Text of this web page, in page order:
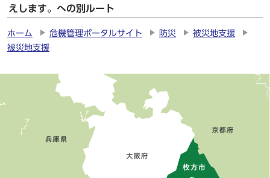
えします。への別ルート
ホーム 危機管理ポータルサイト 防災
被災地支援
被災地支援